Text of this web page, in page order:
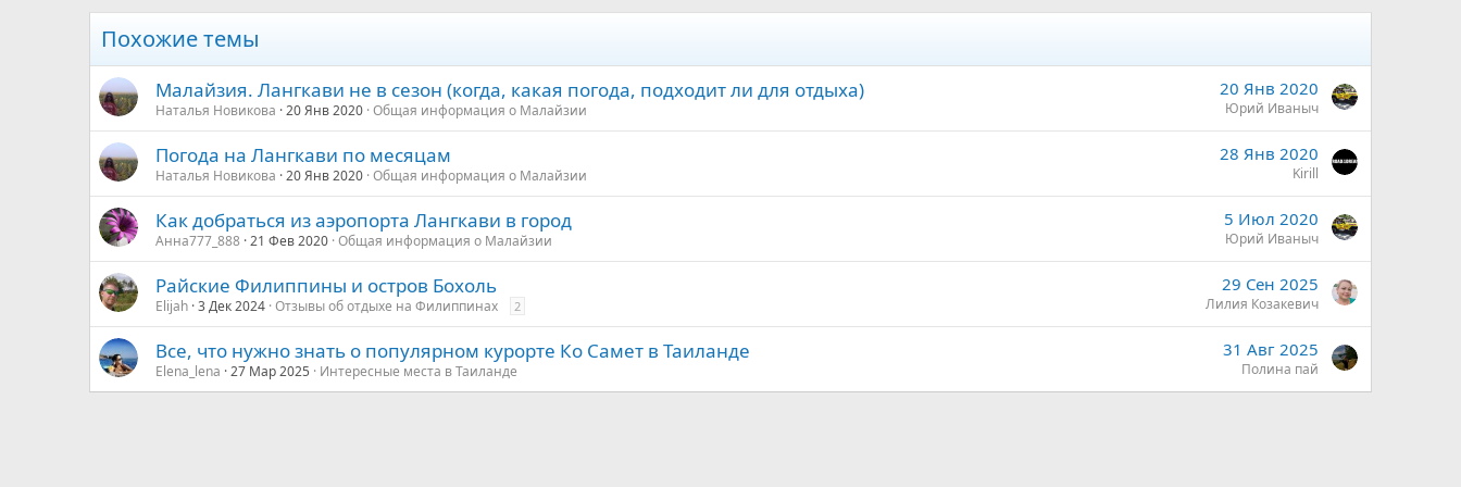
Низкий сезон на Лангкави – сезон дождей. Частые ливни и пасмурное небо не вписываются в планы большинства отдыхающих. Однако отдохнуть здесь
все же можно, если быть готовым к ежедневным дождям и к некоторым закрытым на ремонт гостиницам и прочим туристическим
организациям.Посмотреть вложение 4296
Похожие темы
Малайзия. Лангкави не в сезон (когда, какая погода, подходит ли для отдыха)
Наталья Новикова 20 Янв 2020 Общая информация о Малайзии
20 Янв 2020
Юрий Иваныч
Погода на Лангкави по месяцам
Наталья Новикова 20 Янв 2020 Общая информация о Малайзии
28 Янв 2020
Kirill
Как добраться из аэропорта Лангкави в город
Анна777_888 21 Фев 2020 Общая информация о Малайзии
5 Июл 2020
Юрий Иваныч
Райские Филиппины и остров Бохоль
Elijah 3 Дек 2024 Отзывы об отдыхе на Филиппинах 2
29 Сен 2025
Лилия Козакевич
Все, что нужно знать о популярном курорте Ко Самет в Таиланде
Elena_lena 27 Мар 2025 Интересные места в Таиланде
31 Авг 2025
Полина пай